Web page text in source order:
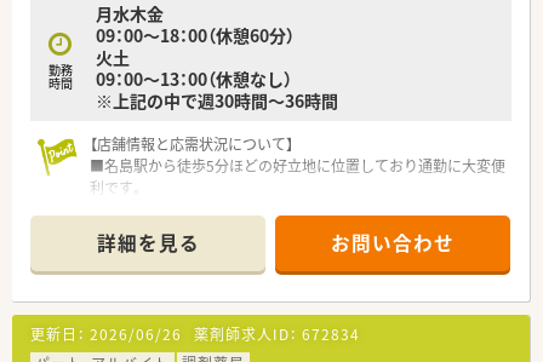
す。
■豊富な研修制度や資格取得支援を利用し、専門性を高めること
ができます。
■将来的に本社業務や新店舗開発など多様なキャリアを描くこ
とも可能です。
勤務
時間
月水木金
09：00～18：00（休憩60分）
火土
09：00～13：00（休憩なし）
※上記の中で週30時間～36時間
【店舗情報と応需状況について】
■名島駅から徒歩5分ほどの好立地に位置しており通勤に大変便
利です。
需しております。
■薬剤師は正社員が3名、調剤事務員が2～3名在籍しており、連
携がスムーズです。
【法人特徴について】
詳細を見る お問い合わせ
更新日： 2026/06/26 薬剤師求人ID： 672834